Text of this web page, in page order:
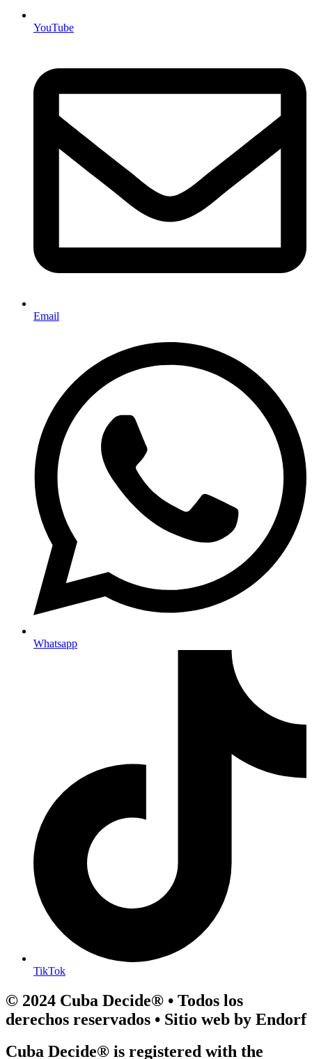
YouTube
Email
Whatsapp
TikTok
© 2024 Cuba Decide® • Todos los
derechos reservados • Sitio web by Endorf
Cuba Decide® is registered with the